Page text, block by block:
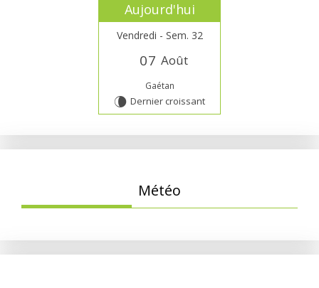
Aujourd'hui
Vendredi - Sem. 32
07 Août
Gaétan
V Dernier croissant
Météo